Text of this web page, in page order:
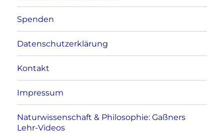
Spenden
Datenschutzerklärung
Kontakt
Impressum
Naturwissenschaft & Philosophie: Gaßners
Lehr-Videos